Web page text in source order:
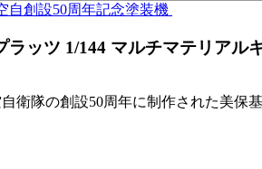
自創設50周年記念塗装機
ッツ 1/144 マルチマテリアル
隊の創設50周年に制作された美保